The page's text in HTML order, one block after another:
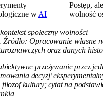
w AI
Postęp,
wolność
społeczny wolności
Źródło: Opracowanie własne
oraz danych
przeżywanie przez
decyzji
kultury; cytat na